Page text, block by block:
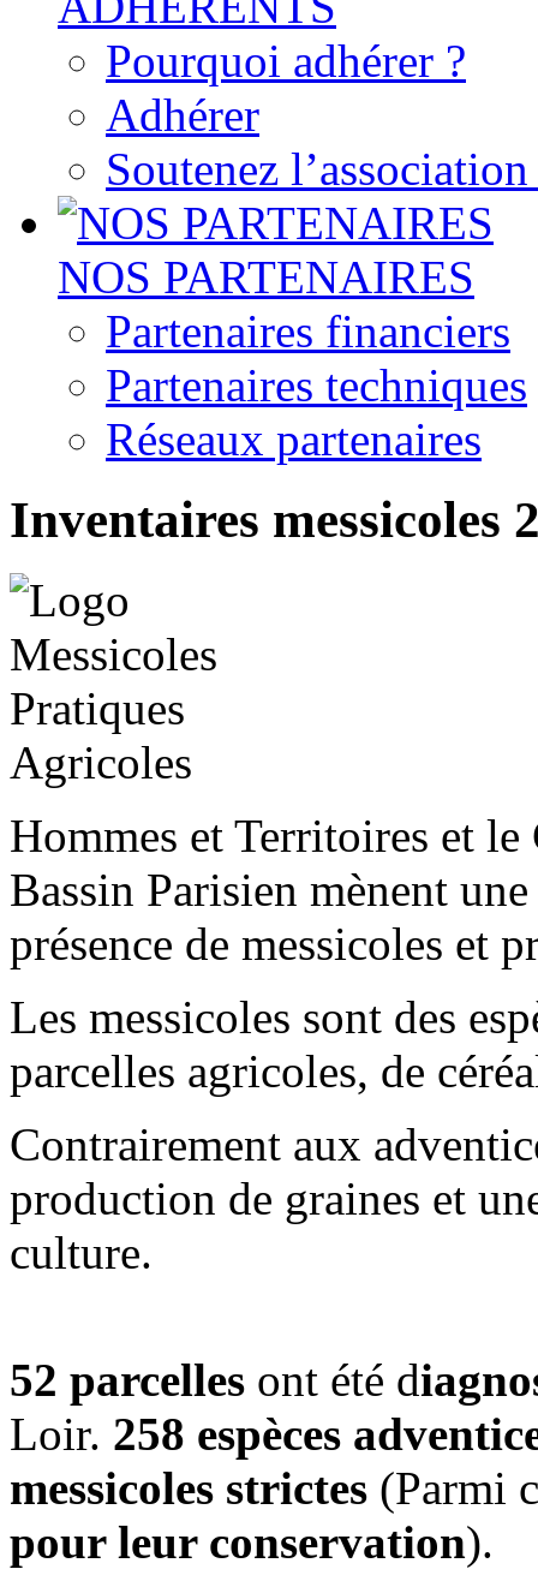
Pourquoi adhérer ?
Adhérer
Soutenez
NOS PARTENAIRES
Partenaires financiers
Partenaires techniques
Réseaux partenaires
Inventaires messicoles
Hommes et Territoires et
Bassin Parisien mènent
présence de messicoles et
Les messicoles sont des
parcelles agricoles, de
Contrairement aux
production de graines et
culture.
52 parcelles ont été d
Loir. 258 espèces
messicoles strictes (Parmi
pour leur conservation).